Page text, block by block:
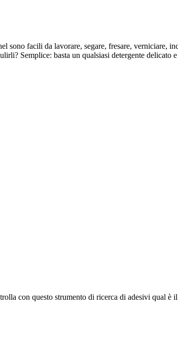
facili da lavorare, segare, fresare, verniciare,
Semplice: basta un qualsiasi detergente delicato
con questo strumento di ricerca di adesivi qual è